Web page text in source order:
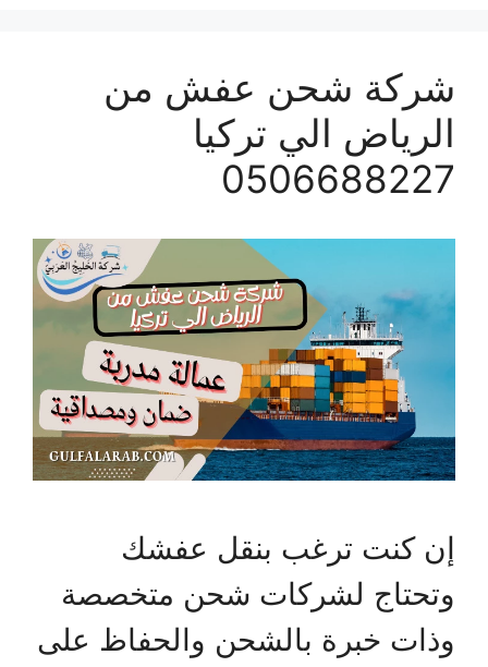
شركة شحن عفش من
الرياض الي تركيا
0506688227
إن كنت ترغب بنقل عفشك
وتحتاج لشركات شحن متخصصة
وذات خبرة بالشحن والحفاظ على